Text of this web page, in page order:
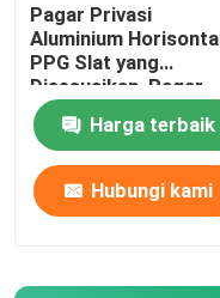
Pagar Privasi
Aluminium
PPG Slat yang
Disesuaikan, Pagar
Taman Aluminium
Harga terbaik
Hubungi kami